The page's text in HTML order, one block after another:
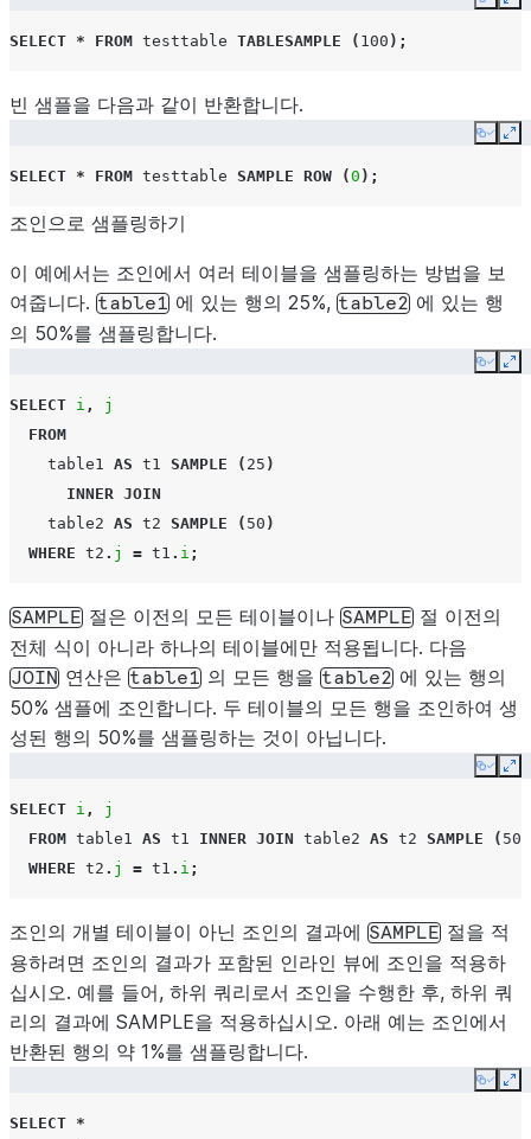
Copy
SELECT * FROM testtable TABLESAMPLE ( 100 );
빈 샘플을 다음과 같이 반환합니다.
Copy
SELECT * FROM testtable SAMPLE ROW (0 );
조인으로 샘플링하기
이 예에서는 조인에서 여러 테이블을 샘플링하는 방법을 보
여줍니다. table1 에 있는 행의 25%, table2 에 있는 행
의 50%를 샘플링합니다.
Copy
SELECT i ,
j
FROM
table1 AS t1 SAMPLE ( 25 )
INNER JOIN
table2 AS t2 SAMPLE ( 50 )
WHERE t2 . j = t1 . i ;
SAMPLE 절은 이전의 모든 테이블이나 SAMPLE 절 이전의
전체 식이 아니라 하나의 테이블에만 적용됩니다. 다음
JOIN 연산은 table1 의 모든 행을 table2 에 있는 행의
50% 샘플에 조인합니다. 두 테이블의 모든 행을 조인하여 생
성된 행의 50%를 샘플링하는 것이 아닙니다.
Copy
SELECT i ,
j
FROM table1 AS t1 INNER JOIN table2 AS t2 SAMPLE ( 50
WHERE t2 . j = t1 . i ;
조인의 개별 테이블이 아닌 조인의 결과에 SAMPLE 절을 적
용하려면 조인의 결과가 포함된 인라인 뷰에 조인을 적용하
십시오. 예를 들어, 하위 쿼리로서 조인을 수행한 후, 하위 쿼
리의 결과에 SAMPLE을 적용하십시오. 아래 예는 조인에서
반환된 행의 약 1%를 샘플링합니다.
Copy
SELECT *